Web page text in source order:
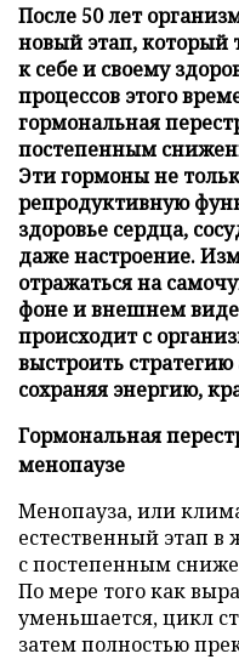
После 50 лет
новый этап, который
к себе и своему
процессов этого
гормональная
постепенным
Эти гормоны не
репродуктивную
здоровье сердца,
даже настроение.
отражаться на
фоне и внешнем
происходит с
выстроить
сохраняя энергию,
Гормональная
менопаузе
Менопауза, или
естественный этап
с постепенным
По мере того как
уменьшается, цикл
затем полностью